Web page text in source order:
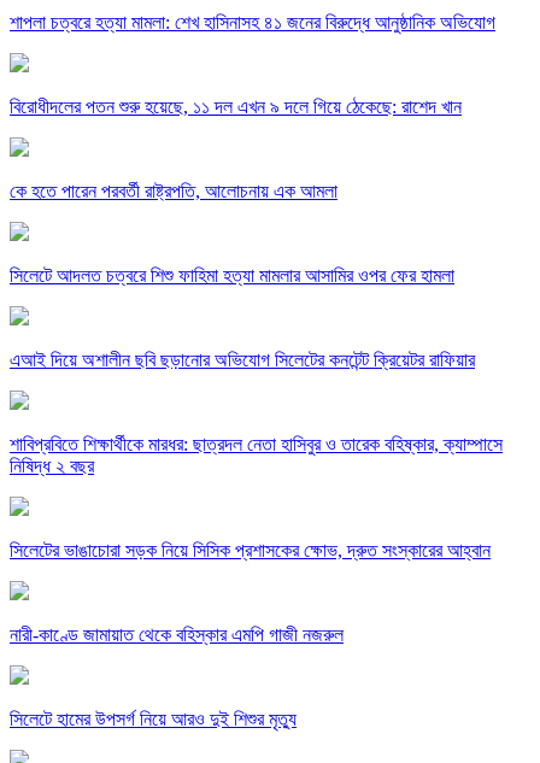
শাপলা চত্বরে হত্যা মামলা: শেখ হাসিনাসহ ৪১ জনের বিরুদ্ধে আনুষ্ঠানিক অভিযোগ
বিরোধীদলের পতন শুরু হয়েছে, ১১ দল এখন ৯ দলে গিয়ে ঠেকেছে: রাশেদ খান
কে হতে পারেন পরবর্তী রাষ্ট্রপতি, আলোচনায় এক আমলা
সিলেটে আদলত চত্বরে শিশু ফাহিমা হত্যা মামলার আসামির ওপর ফের হামলা
এআই দিয়ে অশালীন ছবি ছড়ানোর অভিযোগ সিলেটের কনটেন্ট ক্রিয়েটর রাফিয়ার
শাবিপ্রবিতে শিক্ষার্থীকে মারধর: ছাত্রদল নেতা হাসিবুর ও তারেক বহিষ্কার, ক্যাম্পাসে
নিষিদ্ধ ২ বছর
সিলেটের ভাঙাচোরা সড়ক নিয়ে সিসিক প্রশাসকের ক্ষোভ, দ্রুত সংস্কারের আহ্বান
নারী-কাণ্ডে জামায়াত থেকে বহিস্কার এমপি গাজী নজরুল
সিলেটে হামের উপসর্গ নিয়ে আরও দুই শিশুর মৃত্যু